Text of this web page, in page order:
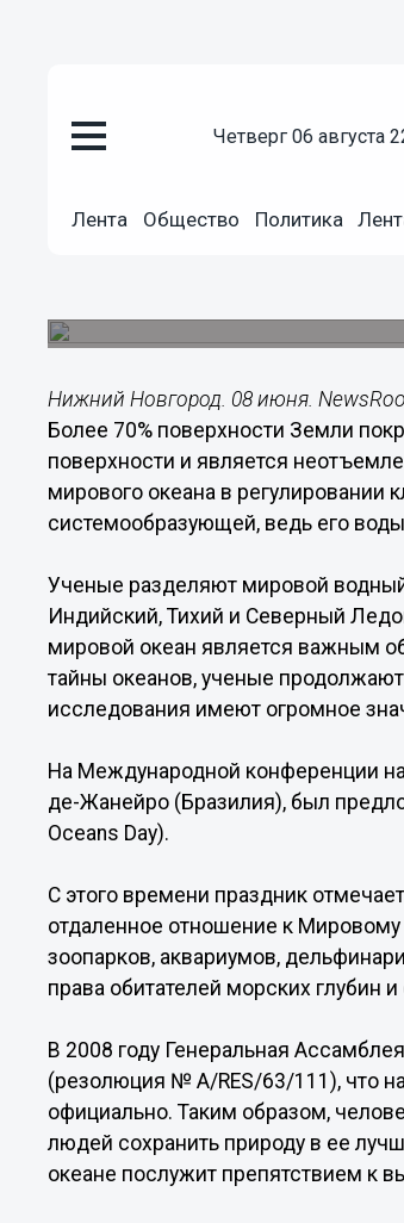
четверг 06 августа
Лента Общество Политика
08.06.201506:00
Нижний Новгород. 08 июня.
Более 70% поверхности Земли
поверхности и является
мирового океана в регулировании
системообразующей, ведь его воды
Ученые разделяют мировой
Индийский, Тихий и Северный
мировой океан является важным
тайны океанов, ученые
исследования имеют огромное
На Международной конференции
де-Жанейро (Бразилия), был
Oceans Day).
C этого времени праздник
отдаленное отношение к Мировому
зоопарков, аквариумов,
права обитателей морских глубин
В 2008 году Генеральная
(резолюция № A/RES/63/111), что
официально. Таким образом,
людей сохранить природу в ее
океане послужит препятствием к